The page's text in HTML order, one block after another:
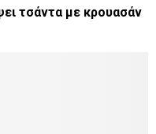
τσάντα με κρουασάν